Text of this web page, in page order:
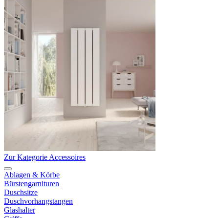
Zur Kategorie Accessoires
Ablagen & Körbe
Bürstengarnituren
Duschsitze
Duschvorhangstangen
Glashalter